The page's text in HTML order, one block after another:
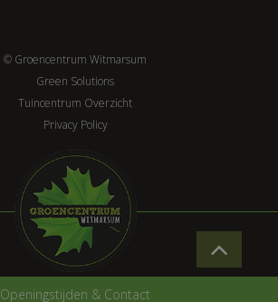
Cadeaukaart 10 euro
© Groencentrum Witmarsum
Green Solutions
Tuincentrum Overzicht
Privacy Policy
Openingstijden & Contact